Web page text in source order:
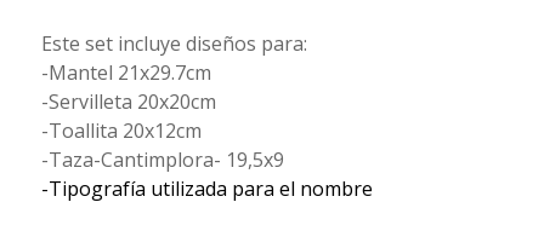
Este set incluye diseños para:
-Mantel 21x29.7cm
-Servilleta 20x20cm
-Toallita 20x12cm
-Taza-Cantimplora- 19,5x9
-Tipografía utilizada para el nombre